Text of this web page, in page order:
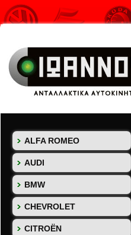
ALFA ROMEO
AUDI
BMW
CHEVROLET
CITROËN